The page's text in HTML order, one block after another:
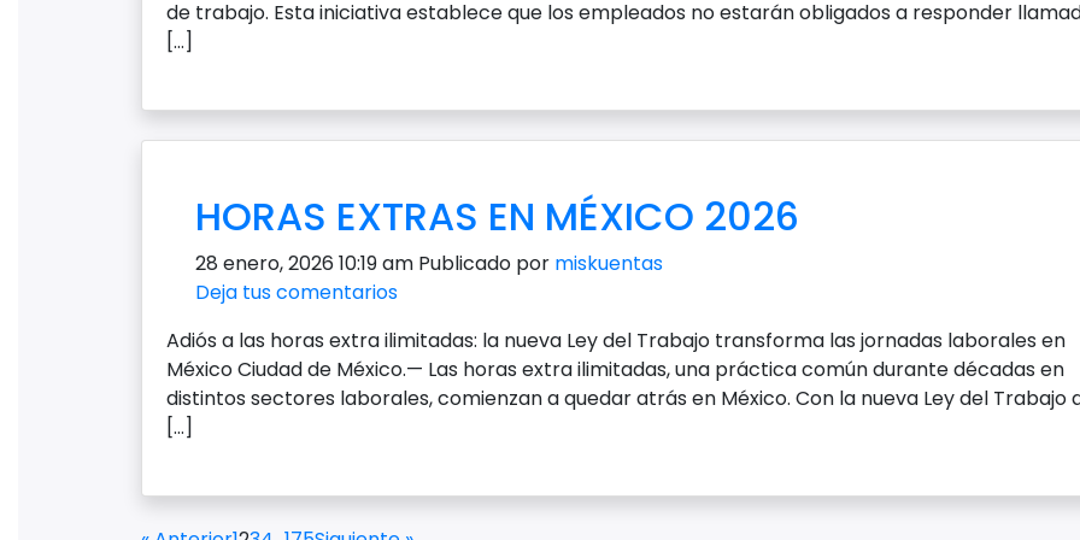
de trabajo. Esta iniciativa establece que los empleados no estarán obligados a responder
[…]
HORAS EXTRAS EN MÉXICO 2026
28 enero, 2026 10:19 am Publicado por miskuentas
Deja tus comentarios
Adiós a las horas extra ilimitadas: la nueva Ley del Trabajo transforma las jornadas laborales en
México Ciudad de México.— Las horas extra ilimitadas, una práctica común durante décadas en
distintos sectores laborales, comienzan a quedar atrás en México. Con la nueva Ley del Trabajo
[…]